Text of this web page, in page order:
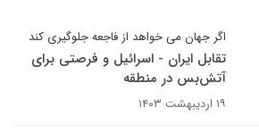
اگر جهان می خواهد از فاجعه جلوگیری کند
تقابل ایران - اسرائیل و فرصتی برای
آتش‌بس در منطقه
۱۹ اردیبهشت ۱۴۰۳